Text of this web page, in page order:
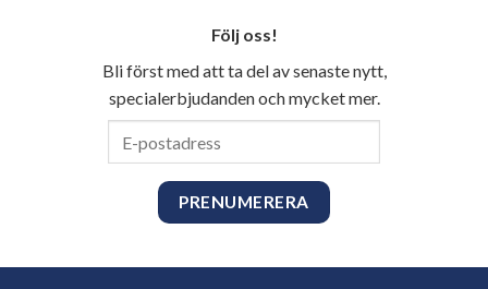
Följ oss!
Bli först med att ta del av senaste nytt,
specialerbjudanden och mycket mer.